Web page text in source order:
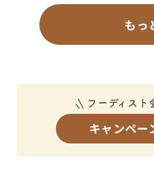
もっ
キャンペー